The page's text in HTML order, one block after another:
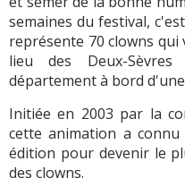
semaines du festival,
représente 70 clowns
lieu des Deux-
département à bord
Initiée en 2003 par la
cette animation a connu
édition pour devenir le
des clowns.